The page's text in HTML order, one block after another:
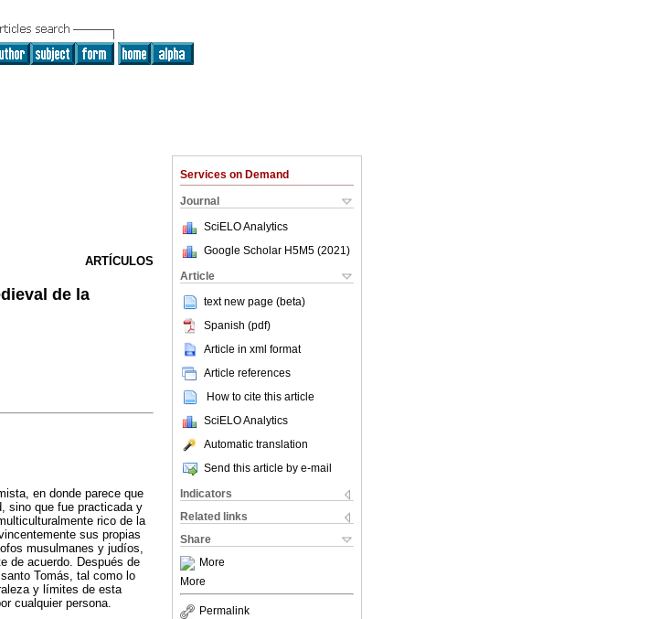
Services on Demand
Journal
SciELO Analytics
Google Scholar H5M5 (2021 )
Article
text new page (beta)
Spanish (pdf)
Article in xml format
Article references
How to cite this article
SciELO Analytics
Automatic translation
Send this article by e-mail
Indicators
Related links
Share
More
More
Permalink
ARTÍCULOS
de la
en donde parece que
sino que fue practicada y
rico de la
sus propias
musulmanes y judíos,
de acuerdo. Después de
Tomás, tal como lo
y límites de esta
cualquier persona.